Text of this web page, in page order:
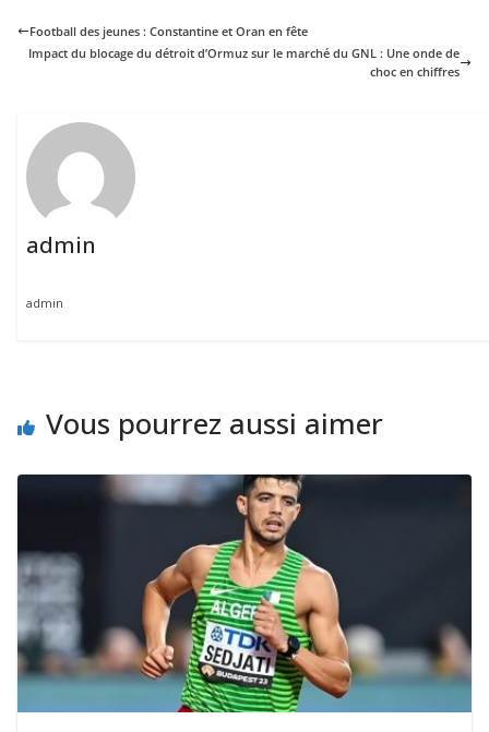
Football des jeunes : Constantine et Oran en fête
Impact du blocage du détroit d’Ormuz sur le marché du GNL : Une onde de
choc en chiffres
admin
admin
Vous pourrez aussi aimer